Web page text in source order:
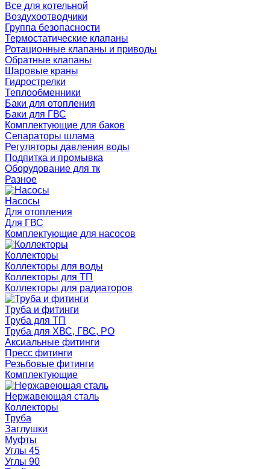
Все для котельной
Воздухоотводчики
Группа безопасности
Термостатические клапаны
Ротационные клапаны и приводы
Обратные клапаны
Шаровые краны
Гидрострелки
Теплообменники
Баки для отопления
Баки для ГВС
Комплектующие для баков
Сепараторы шлама
Регуляторы давления воды
Подпитка и промывка
Оборудование для тк
Разное
Насосы
Для отопления
Для ГВС
Комплектующие для насосов
Коллекторы
Коллекторы для воды
Коллекторы для ТП
Коллекторы для радиаторов
Труба и фитинги
Труба для ТП
Труба для ХВС, ГВС, РО
Аксиальные фитинги
Пресс фитинги
Резьбовые фитинги
Комплектующие
Нержавеющая сталь
Коллекторы
Труба
Заглушки
Муфты
Углы 45
Углы 90